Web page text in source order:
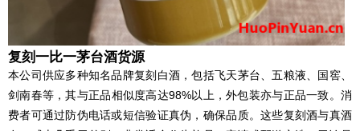
复刻一比一茅台酒货源
本公司供应多种知名品牌复刻白酒，包括飞天茅台、五粮液、国窖、
剑南春等，其与正品相似度高达98%以上，外包装亦与正品一致。消
费者可通过防伪电话或短信验证真伪，确保品质。这些复刻酒与真酒